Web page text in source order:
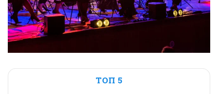
ТОП 5